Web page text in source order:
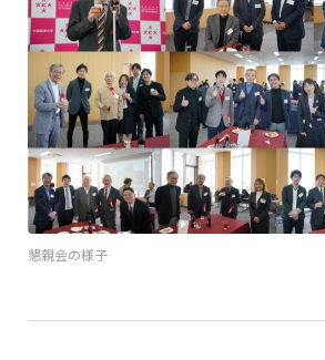
懇親会の様子